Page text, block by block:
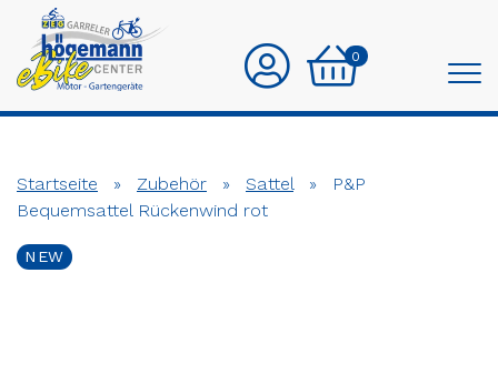
0
Startseite » Zubehör » Sattel »
P&P
Bequemsattel Rückenwind rot
NEW